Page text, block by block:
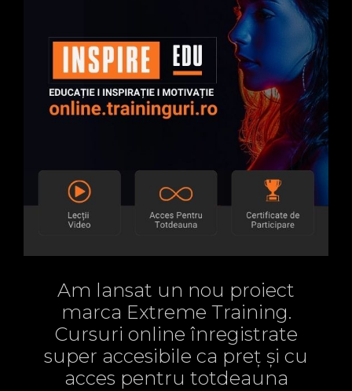
Am lansat un nou proiect
marca Extreme Training.
Cursuri online înregistrate
super accesibile ca preț și cu
acces pentru totdeauna